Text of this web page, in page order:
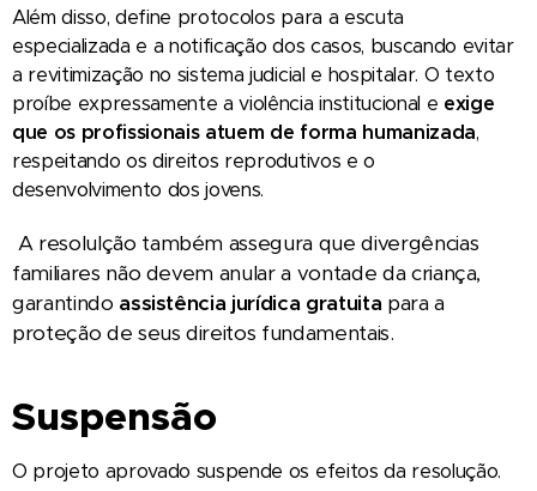
Além disso, define protocolos para a escuta
especializada e a notificação dos casos, buscando evitar
a revitimização no sistema judicial e hospitalar. O texto
proíbe expressamente a violência institucional e exige
que os profissionais atuem de forma humanizada,
respeitando os direitos reprodutivos e o
desenvolvimento dos jovens.
A resolulção também assegura que divergências
familiares não devem anular a vontade da criança,
garantindo assistência jurídica gratuita para a
proteção de seus direitos fundamentais.
Suspensão
O projeto aprovado suspende os efeitos da resolução.